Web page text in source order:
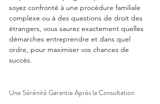
soyez confronté à une procédure familiale
complexe ou à des questions de droit des
étrangers, vous saurez exactement quelles
démarches entreprendre et dans quel
ordre, pour maximiser vos chances de
succès.
Une Sérénité Garantie Après la Consultation